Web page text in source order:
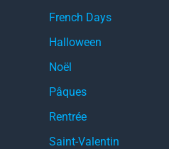
French Days
Halloween
Noël
Pâques
Rentrée
Saint-Valentin